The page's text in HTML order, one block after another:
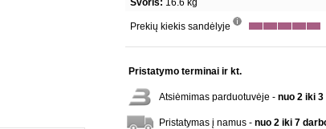
Svoris: 16.6 kg
Prekių kiekis sandėlyje
Pristatymo terminai ir kt.
Atsiėmimas parduotuvėje - nuo 2 iki
Pristatymas į namus - nuo 2 iki 7